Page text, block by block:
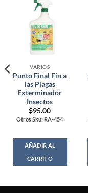
VARIOS
Punto Final Fin a
las Plagas
Exterminador
Insectos
$95.00
Otros Sku: RA-454
AÑADIR AL
CARRITO